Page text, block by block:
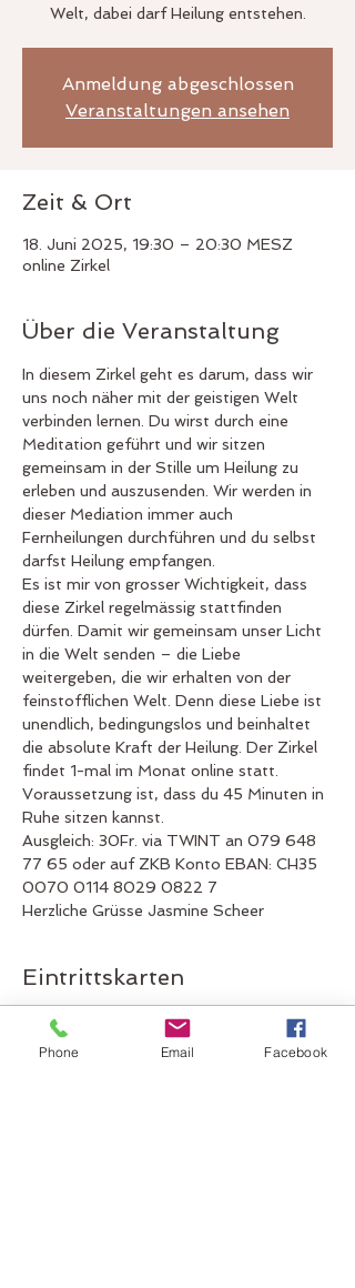
Welt, dabei darf Heilung entstehen.
Anmeldung abgeschlossen
Veranstaltungen ansehen
Zeit & Ort
18. Juni 2025, 19:30 – 20:30 MESZ
online Zirkel
Über die Veranstaltung
In diesem Zirkel geht es darum, dass wir
uns noch näher mit der geistigen Welt
verbinden lernen. Du wirst durch eine
Meditation geführt und wir sitzen
gemeinsam in der Stille um Heilung zu
erleben und auszusenden. Wir werden in
dieser Mediation immer auch
Fernheilungen durchführen und du selbst
darfst Heilung empfangen.
Es ist mir von grosser Wichtigkeit, dass
diese Zirkel regelmässig stattfinden
dürfen. Damit wir gemeinsam unser Licht
in die Welt senden – die Liebe
weitergeben, die wir erhalten von der
feinstofflichen Welt. Denn diese Liebe ist
unendlich, bedingungslos und beinhaltet
die absolute Kraft der Heilung. Der Zirkel
findet 1-mal im Monat online statt.
Voraussetzung ist, dass du 45 Minuten in
Ruhe sitzen kannst.
Ausgleich: 30Fr. via TWINT an 079 648
77 65 oder auf ZKB Konto EBAN: CH35
0070 0114 8029 0822 7
Herzliche Grüsse Jasmine Scheer
Eintrittskarten
Verkauf beendet
Phone Email Facebook